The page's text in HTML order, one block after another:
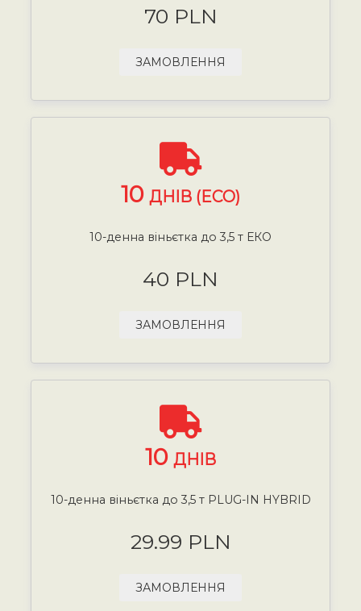
70 PLN
ЗАМОВЛЕННЯ
10 ДНІВ (ECO)
10-денна віньєтка до 3,5 т ЕКО
40 PLN
ЗАМОВЛЕННЯ
10 ДНІВ
10-денна віньєтка до 3,5 т PLUG-IN HYBRID
29.99 PLN
ЗАМОВЛЕННЯ